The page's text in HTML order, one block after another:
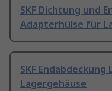
SKF Dichtung und
Adapterhülse für
SKF
Lagergehäuse